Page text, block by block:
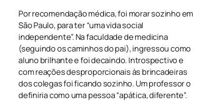
Por recomendação médica, foi morar sozinho em
São Paulo, para ter “uma vida social
independente”. Na faculdade de medicina
(seguindo os caminhos do pai), ingressou como
aluno brilhante e foi decaindo. Introspectivo e
com reações desproporcionais às brincadeiras
dos colegas foi ficando sozinho. Um professor o
definiria como uma pessoa “apática, diferente”.